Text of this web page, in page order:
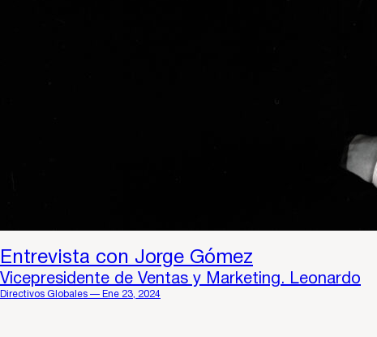
Entrevista con Jorge Gómez
Vicepresidente de Ventas y Marketing. Leonardo
Directivos Globales — Ene 23, 2024